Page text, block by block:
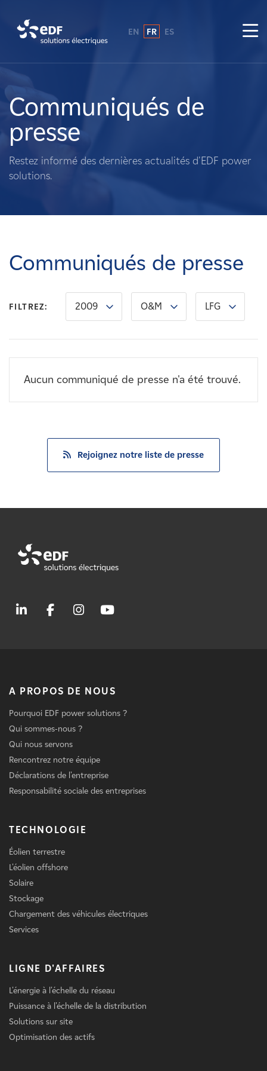
A propos de nous
Ce que nous faisons
Propriétaires fonciers
Carrières
Nouvelles
Affiliés
EN FR ES
Communiqués de
presse
Restez informé des dernières actualités d'EDF power
solutions.
Communiqués de presse
FILTREZ: 2009 O&M LFG
Aucun communiqué de presse n'a été trouvé.
Rejoignez notre liste de presse
A PROPOS DE NOUS
Pourquoi EDF power solutions ?
Qui sommes-nous ?
Qui nous servons
Rencontrez notre équipe
Déclarations de l'entreprise
Responsabilité sociale des entreprises
TECHNOLOGIE
Éolien terrestre
L'éolien offshore
Solaire
Stockage
Chargement des véhicules électriques
Services
LIGNE D'AFFAIRES
L'énergie à l'échelle du réseau
Puissance à l'échelle de la distribution
Solutions sur site
Optimisation des actifs